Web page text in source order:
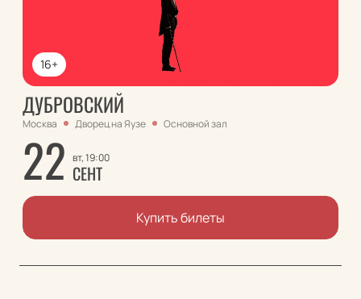
16+
ДУБРОВСКИЙ
Москва Дворец на Яузе Основной зал
22 вт, 19:00
СЕНТ
Купить билеты